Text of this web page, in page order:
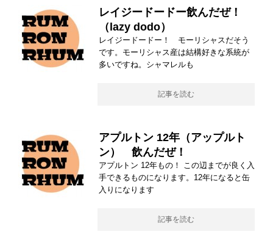
レイジードードー飲んだぜ！
（lazy dodo）
レイジードードー！ モーリシャスだそう
です。モーリシャス産は結構好きな系統が
多いですね。シャマレルも
記事を読む
アプルトン 12年（アップルト
ン） 飲んだぜ！
アプルトン 12年もの！ この辺までが良く入
手できるものになります。12年になると缶
入りになります
記事を読む